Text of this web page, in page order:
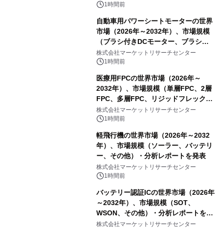
1時間前
自動車用パワーシートモーターの世界
市場（2026年～2032年）、市場規模
（ブラシ付きDCモーター、ブラシレ
スDCモーター）・分析レポートを発
表
株式会社マーケットリサーチセンター
1時間前
医療用FPCの世界市場（2026年～
2032年）、市場規模（単層FPC、2層
FPC、多層FPC、リジッドフレックス
PCB）・分析レポートを発表
株式会社マーケットリサーチセンター
1時間前
軽飛行機の世界市場（2026年～2032
年）、市場規模（ソーラー、バッテリ
ー、その他）・分析レポートを発表
株式会社マーケットリサーチセンター
1時間前
バッテリー認証ICの世界市場（2026年
～2032年）、市場規模（SOT、
WSON、その他）・分析レポートを発
表
株式会社マーケットリサーチセンター